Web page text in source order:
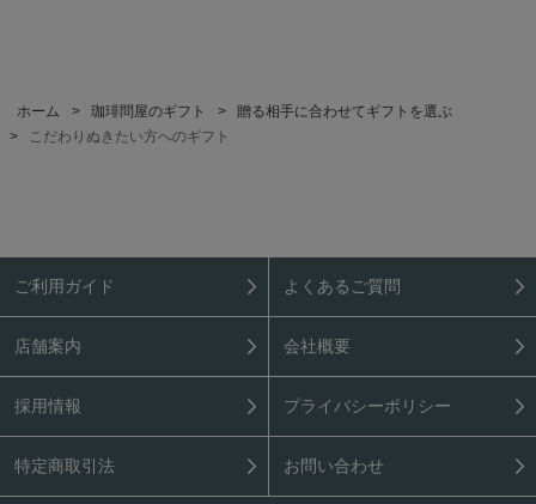
ホーム > 珈琲問屋のギフト >
贈る相手に合わせてギフトを選ぶ
>
こだわりぬきたい方へのギフト
ご利用ガイド よくあるご質問
店舗案内 会社概要
採用情報 プライバシーポリシー
特定商取引法 お問い合わせ